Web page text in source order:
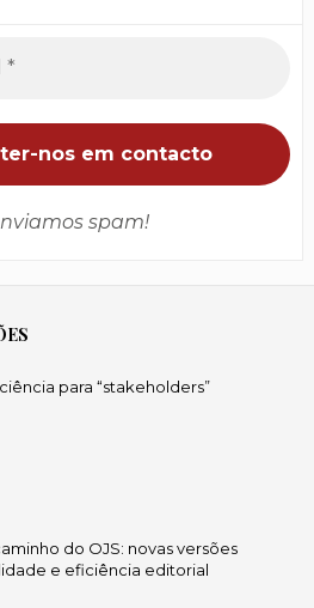
spam!
para “stakeholders”
do OJS: novas versões
e eficiência editorial